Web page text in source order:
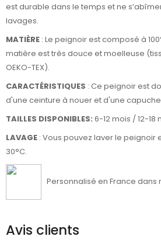
est durable dans le temps et ne
lavages.
MATIÈRE : Le peignoir est composé à
matière est très douce et moelleuse
OEKO-TEX).
CARACTÉRISTIQUES : Ce peignoir est
d'une ceinture à nouer et d'une
TAILLES DISPONIBLES: 6-12 mois / 12-18
LAVAGE : Vous pouvez laver le peignoir
30°C.
Personnalisé en France dans
Avis clients